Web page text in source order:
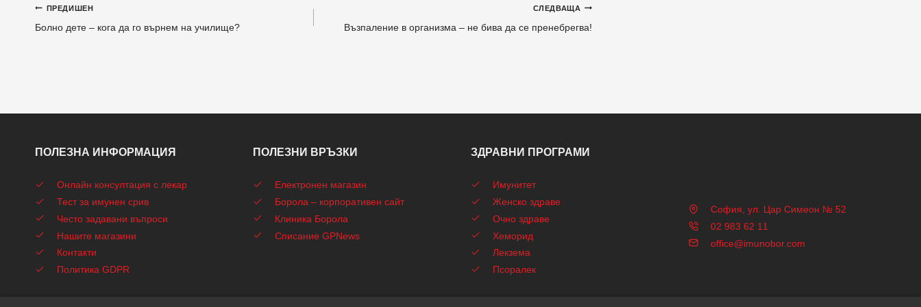
Навигация
ПРЕДИШЕН
Болно дете – кога да го върнем на училище?
СЛЕДВАЩА
Възпаление в организма – не бива да се пренебрегва!
ПОЛЕЗНА ИНФОРМАЦИЯ
Онлайн консултация с лекар
Тест за имунен срив
Често задавани въпроси
Нашите магазини
Контакти
Политика GDPR
ПОЛЕЗНИ ВРЪЗКИ
Електронен магазин
Борола – корпоративен сайт
Клиника Борола
Списание GPNews
ЗДРАВНИ ПРОГРАМИ
Имунитет
Женско здраве
Очно здраве
Хеморид
Лекзема
Псоралек
София, ул. Цар Симеон № 52
02 983 62 11
office@imunobor.com